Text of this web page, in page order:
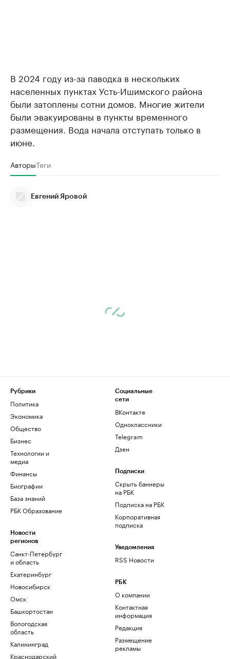
В 2024 году из-за паводка в нескольких
населенных пунктах Усть-Ишимского района
были затоплены сотни домов. Многие жители
были эвакуированы в пункты временного
размещения. Вода начала отступать только в
июне.
АвторыТеги
Евгений Яровой
Рубрики
Политика
Экономика
Общество
Бизнес
Технологии и
медиа
Финансы
Биографии
База знаний
РБК Образование
Новости
регионов
Санкт-Петербург
и область
Екатеринбург
Новосибирск
Омск
Башкортостан
Вологодская
область
Калининград
Краснодарский
Социальные
сети
ВКонтакте
Одноклассники
Telegram
Дзен
Подписки
Скрыть баннеры
на РБК
Подписка на РБК
Корпоративная
подписка
Уведомления
RSS Новости
РБК
О компании
Контактная
информация
Редакция
Размещение
рекламы